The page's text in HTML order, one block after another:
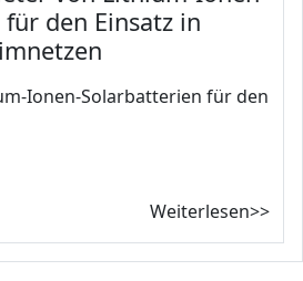
den Einsatz in
Ionen-Solarbatterien für den
Weiterlesen>>